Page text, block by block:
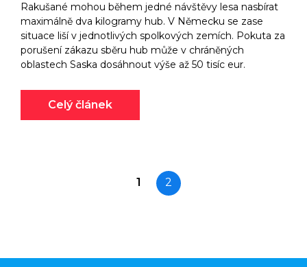
Rakušané mohou během jedné návštěvy lesa nasbírat
maximálně dva kilogramy hub. V Německu se zase
situace liší v jednotlivých spolkových zemích. Pokuta za
porušení zákazu sběru hub může v chráněných
oblastech Saska dosáhnout výše až 50 tisíc eur.
Celý článek
1 2